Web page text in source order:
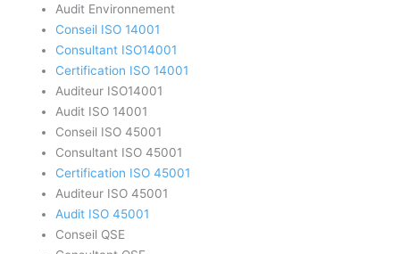
Audit Environnement
Conseil ISO 14001
Consultant ISO14001
Certification ISO 14001
Auditeur ISO14001
Audit ISO 14001
Conseil ISO 45001
Consultant ISO 45001
Certification ISO 45001
Auditeur ISO 45001
Audit ISO 45001
Conseil QSE